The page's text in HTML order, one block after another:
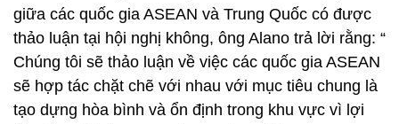
giữa các quốc gia ASEAN và Trung Quốc có được
thảo luận tại hội nghị không, ông Alano trả lời rằng: “
Chúng tôi sẽ thảo luận về việc các quốc gia ASEAN
sẽ hợp tác chặt chẽ với nhau với mục tiêu chung là
tạo dựng hòa bình và ổn định trong khu vực vì lợi